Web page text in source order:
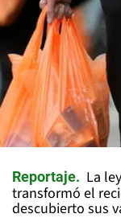
Reportaje
La
transformó el
descubierto sus